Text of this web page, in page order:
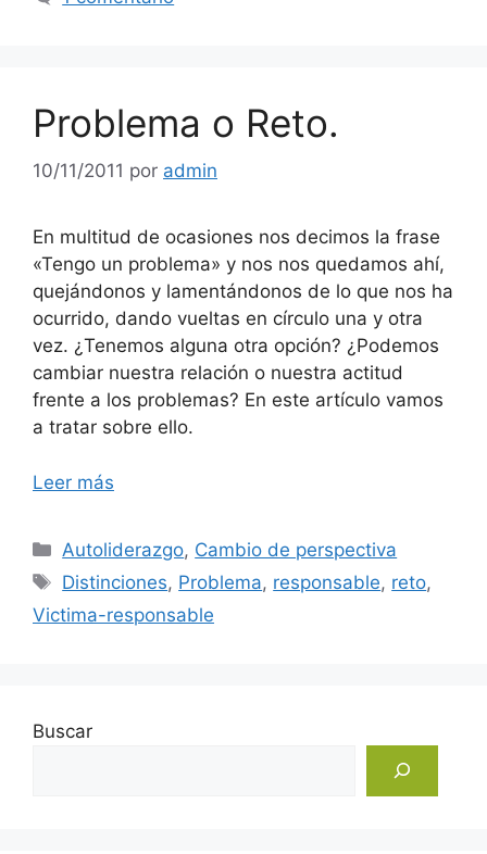
Problema o Reto.
10/11/2011 por admin
En multitud de ocasiones nos decimos la frase
«Tengo un problema» y nos nos quedamos ahí,
quejándonos y lamentándonos de lo que nos ha
ocurrido, dando vueltas en círculo una y otra
vez. ¿Tenemos alguna otra opción? ¿Podemos
cambiar nuestra relación o nuestra actitud
frente a los problemas? En este artículo vamos
a tratar sobre ello.
Leer más
Categorías
Autoliderazgo, Cambio de perspectiva
Etiquetas
Distinciones, Problema, responsable, reto,
Victima-responsable
Buscar